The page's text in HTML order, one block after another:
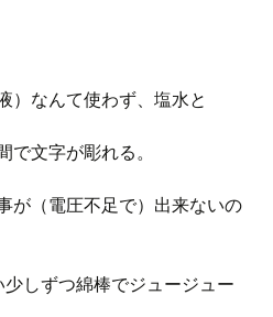
）なんて使わず、塩水と
で文字が彫れる。
が（電圧不足で）出来ないの
少しずつ綿棒でジュージュー